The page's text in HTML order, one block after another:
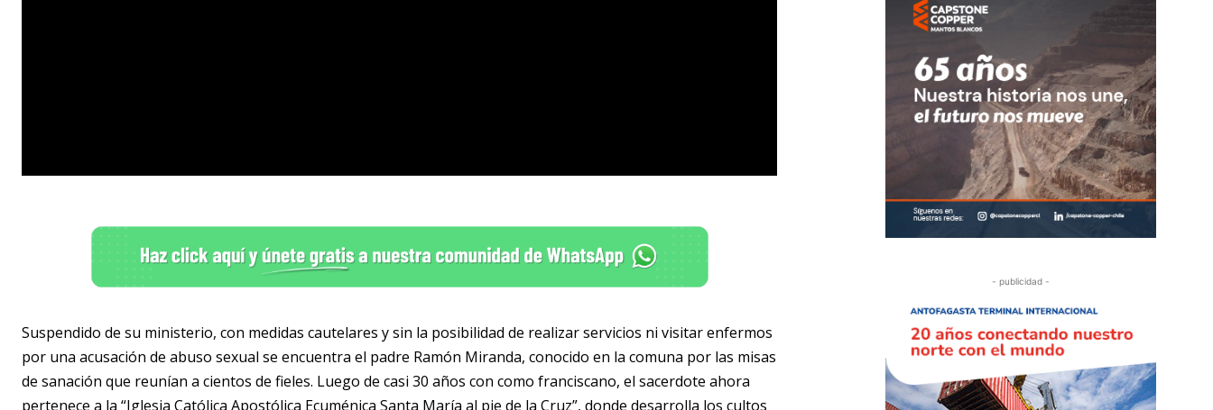
Suspendido de su ministerio, con medidas cautelares y sin la posibilidad de realizar servicios ni visitar enfermos
por una acusación de abuso sexual se encuentra el padre Ramón Miranda, conocido en la comuna por las misas
de sanación que reunían a cientos de fieles. Luego de casi 30 años con como franciscano, el sacerdote ahora
pertenece a la “Iglesia Católica Apostólica Ecuménica Santa María al pie de la Cruz”, donde desarrolla los cultos
- publicidad -